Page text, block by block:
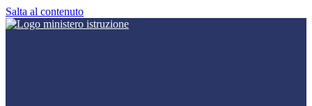
Salta al contenuto